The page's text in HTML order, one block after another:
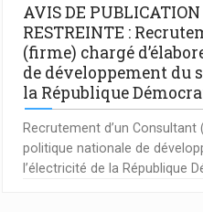
AVIS DE
RESTREINTE :
(firme) chargé
de développement du
la République
Recrutement d’un
politique nationale de
l’électricité de la République